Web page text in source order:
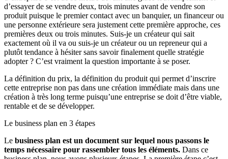
d’essayer de se vendre deux, trois minutes avant de vendre son
produit puisque le premier contact avec un banquier, un financeur ou
une personne extérieure sera justement cette première approche, ces
premières deux ou trois minutes. Suis-je un créateur qui sait
exactement où il va ou suis-je un créateur ou un repreneur qui a
plutôt tendance à hésiter sans savoir finalement quelle stratégie
adopter ? C’est vraiment la question importante à se poser.
La définition du prix, la définition du produit qui permet d’inscrire
cette entreprise non pas dans une création immédiate mais dans une
création à très long terme puisqu’une entreprise se doit d’être viable,
rentable et de se développer.
Le business plan en 3 étapes
Le business plan est un document sur lequel nous passons le
temps nécessaire pour rassembler tous les éléments. Dans ce